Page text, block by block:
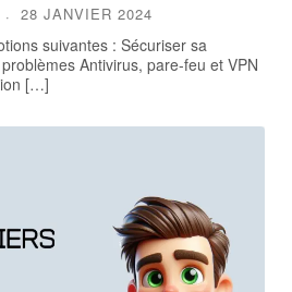
28 JANVIER 2024
suivantes : Sécuriser sa
Antivirus, pare-feu et VPN
[…]